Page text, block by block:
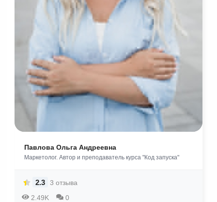
Павлова Ольга Андреевна
Маркетолог. Автор и преподаватель курса "Код запуска"
2.49K 0
2.3 3 отзыва